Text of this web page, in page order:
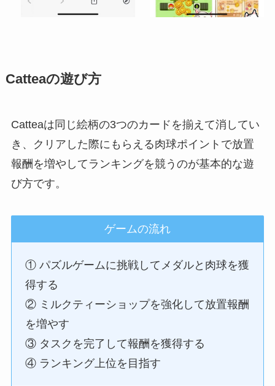
Catteaの遊び方
Catteaは同じ絵柄の3つのカードを揃えて消してい
き、クリアした際にもらえる肉球ポイントで放置
報酬を増やしてランキングを競うのが基本的な遊
び方です。
ゲームの流れ
① パズルゲームに挑戦してメダルと肉球を獲
得する
② ミルクティーショップを強化して放置報酬
を増やす
③ タスクを完了して報酬を獲得する
④ ランキング上位を目指す